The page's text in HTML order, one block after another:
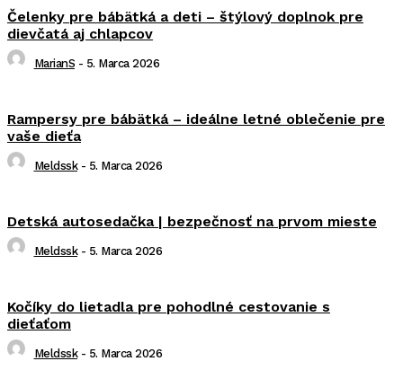
Čelenky pre bábätká a deti – štýlový doplnok pre
dievčatá aj chlapcov
MarianS - 5. Marca 2026
Rampersy pre bábätká – ideálne letné oblečenie pre
vaše dieťa
Meldssk - 5. Marca 2026
Detská autosedačka | bezpečnosť na prvom mieste
Meldssk - 5. Marca 2026
Kočíky do lietadla pre pohodlné cestovanie s
dieťaťom
Meldssk - 5. Marca 2026